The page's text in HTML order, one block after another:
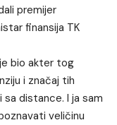
premijer
finansija TK
bio akter tog
i značaj tih
distance. I ja sam
veličinu